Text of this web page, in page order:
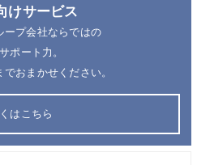
けサービス
ープ会社ならではの
ポート力。
おまかせください。
はこちら